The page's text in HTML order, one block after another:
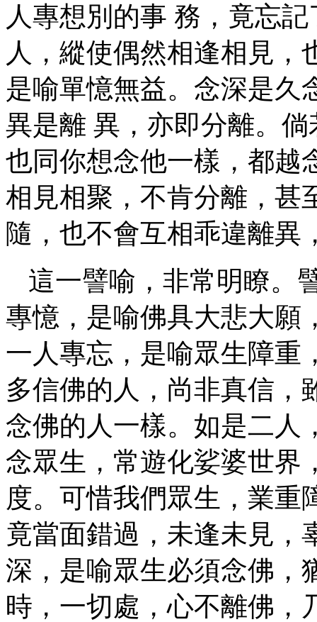
人專想別的事 務，竟忘
人，縱使偶然相逢相見，
是喻單憶無益。念深是久
異是離 異，亦即分離。
也同你想念他一樣，都越
相見相聚，不肯分離，甚
隨，也不會互相乖違離異
這一譬喻，非常明瞭。
專憶，是喻佛具大悲大願
一人專忘，是喻眾生障重
多信佛的人，尚非真信，
念佛的人一樣。如是二人
念眾生，常遊化娑婆世界
度。可惜我們眾生，業重
竟當面錯過，未逢未見，
深，是喻眾生必須念佛，
時，一切處，心不離佛，